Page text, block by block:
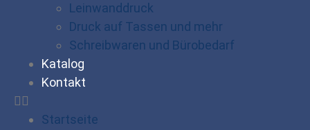
Leinwanddruck
Druck auf Tassen und mehr
Schreibwaren und Bürobedarf
Katalog
Kontakt
Startseite